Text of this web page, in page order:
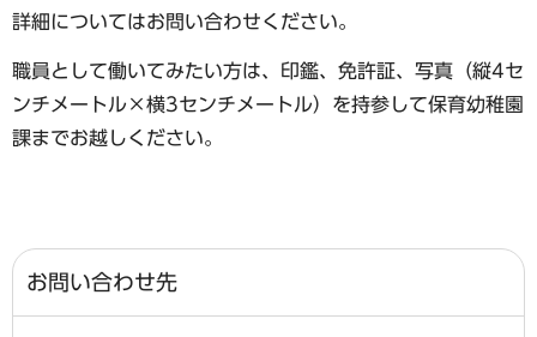
詳細についてはお問い合わせください。
職員として働いてみたい方は、印鑑、免許証、写真（縦4セ
ンチメートル×横3センチメートル）を持参して保育幼稚園
課までお越しください。
お問い合わせ先